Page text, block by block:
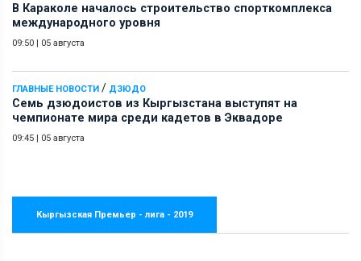
В Караколе началось строительство спорткомплекса
международного уровня
09:50 | 05 августа
ГЛАВНЫЕ НОВОСТИ / ДЗЮДО
Семь дзюдоистов из Кыргызстана выступят на
чемпионате мира среди кадетов в Эквадоре
09:45 | 05 августа
Кыргызская Премьер - лига - 2019